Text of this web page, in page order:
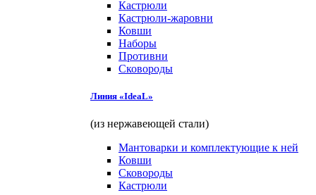
Кастрюли
Кастрюли-жаровни
Ковши
Наборы
Противни
Сковороды
Линия «IdeaL»
(из нержавеющей стали)
Мантоварки и комплектующие к ней
Ковши
Сковороды
Кастрюли